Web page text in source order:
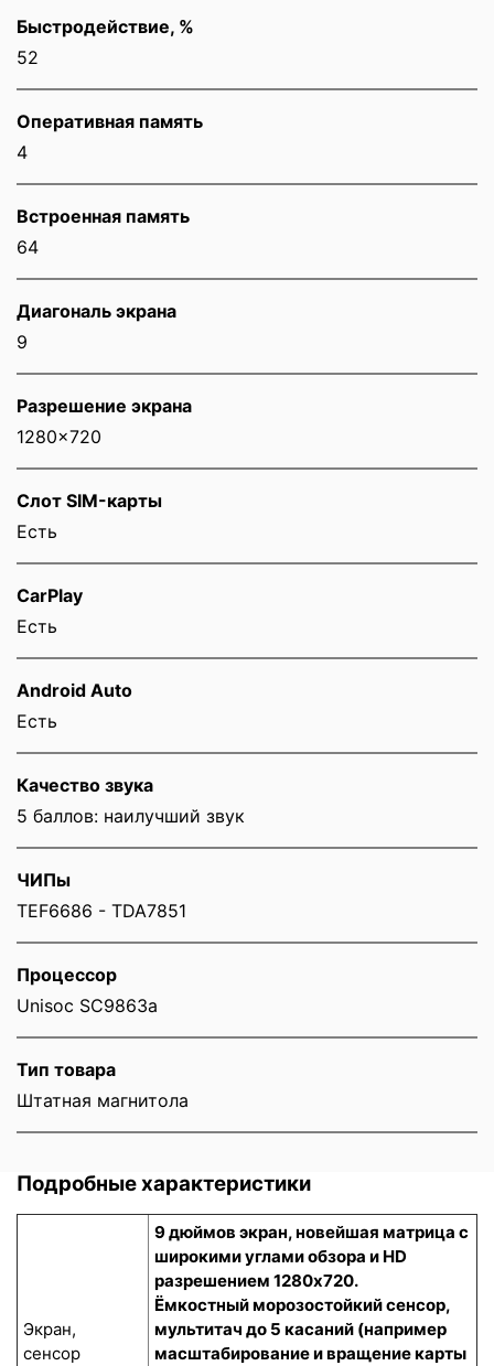
Быстродействие, %
52
Оперативная память
4
Встроенная память
64
Диагональ экрана
9
Разрешение экрана
1280x720
Слот SIM-карты
Eсть
CarPlay
Есть
Android Auto
Есть
Качество звука
5 баллов: наилучший звук
ЧИПы
TEF6686 - TDA7851
Процессор
Unisoc SC9863a
Тип товара
Штатная магнитола
Подробные характеристики
Экран,
сенсор
9 дюймов экран, новейшая матрица с
широкими углами обзора и HD
разрешением 1280x720.
Ёмкостный морозостойкий сенсор,
мультитач до 5 касаний (например
масштабирование и вращение карты